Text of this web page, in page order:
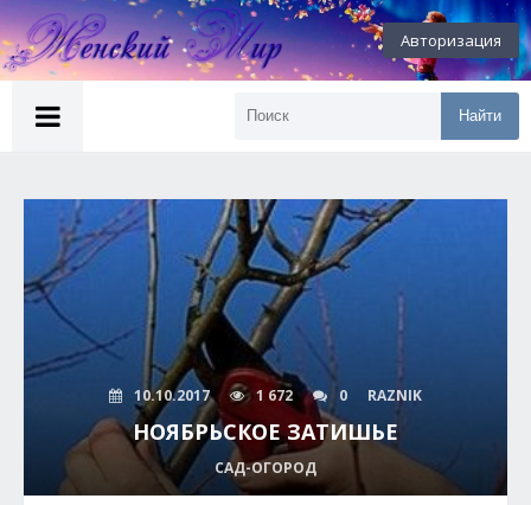
Авторизация
Найти
10.10.2017 1 672 0 RAZNIK
НОЯБРЬСКОЕ ЗАТИШЬЕ
САД-ОГОРОД